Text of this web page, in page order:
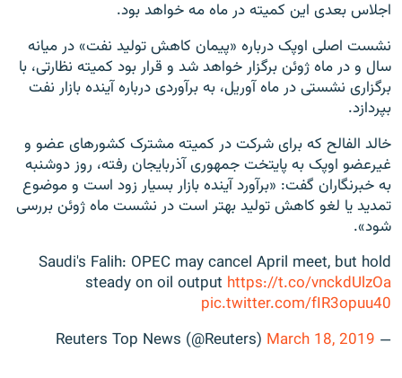
اجلاس بعدی این کمیته در ماه مه خواهد بود.
نشست اصلی اوپک درباره «پیمان کاهش تولید نفت» در میانه
سال و در ماه ژوئن برگزار خواهد شد و قرار بود کمیته نظارتی، با
برگزاری نشستی در ماه آوریل، به برآوردی درباره آینده بازار نفت
بپردازد.
خالد الفالح که برای شرکت در کمیته مشترک کشورهای عضو و
غیرعضو اوپک به پایتخت جمهوری آذربایجان رفته، روز دوشنبه
به خبرنگاران گفت: «برآورد آینده بازار بسیار زود است و موضوع
تمدید یا لغو کاهش تولید بهتر است در نشست ماه ژوئن بررسی
شود».
Saudi's Falih: OPEC may cancel April meet, but hold
steady on oil output https://t.co/vnckdUlzOa
pic.twitter.com/fIR3opuu40
— Reuters Top News (@Reuters)
March 18, 2019